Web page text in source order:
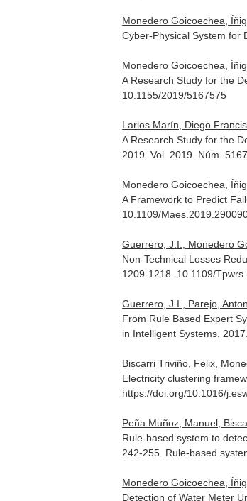
Monedero Goicoechea,
Cyber-Physical System for
Monedero Goicoechea,
A Research Study for the
10.1155/2019/5167575
Larios Marín, Diego
A Research Study for the
2019. Vol. 2019. Núm.
Monedero Goicoechea,
A Framework to Predict
10.1109/
Guerrero, J.I., Monedero
Non-Technical Losses
1209-1218. 10.1109/
Guerrero, J.I., Parejo,
From Rule Based Expert
in Intelligent Systems .
Biscarri Triviño, Felix,
Electricity clustering
https://doi.org/10.1016/
Peña Muñoz, Manuel,
Rule-based system to
242-255. Rule-based
Monedero Goicoechea,
Detection of Water Meter